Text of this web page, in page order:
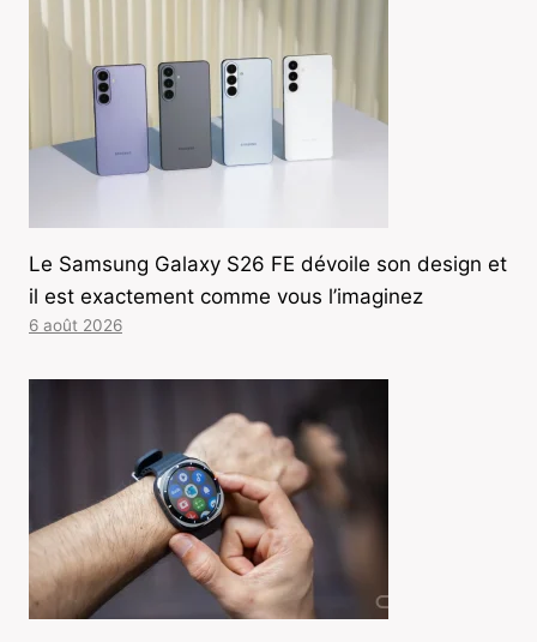
Le Samsung Galaxy S26 FE dévoile son design et
il est exactement comme vous l’imaginez
6 août 2026